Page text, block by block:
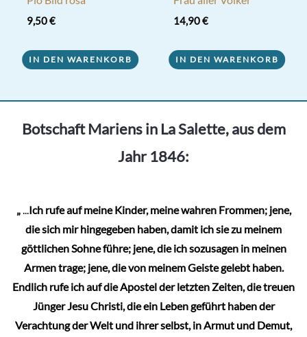
9,50€
IN DEN WARENKORB
14,90€
IN DEN WARENKORB
Botschaft Mariens in La Salette, aus dem
Jahr 1846:
„...Ich rufe auf meine Kinder, meine wahren Frommen; jene,
die sich mir hingegeben haben, damit ich sie zu meinem
göttlichen Sohne führe; jene, die ich sozusagen in meinen
Armen trage; jene, die von meinem Geiste gelebt haben.
Endlich rufe ich auf die Apostel der letzten Zeiten, die treuen
Jünger Jesu Christi, die ein Leben geführt haben der
Verachtung der Welt und ihrer selbst, in Armut und Demut,